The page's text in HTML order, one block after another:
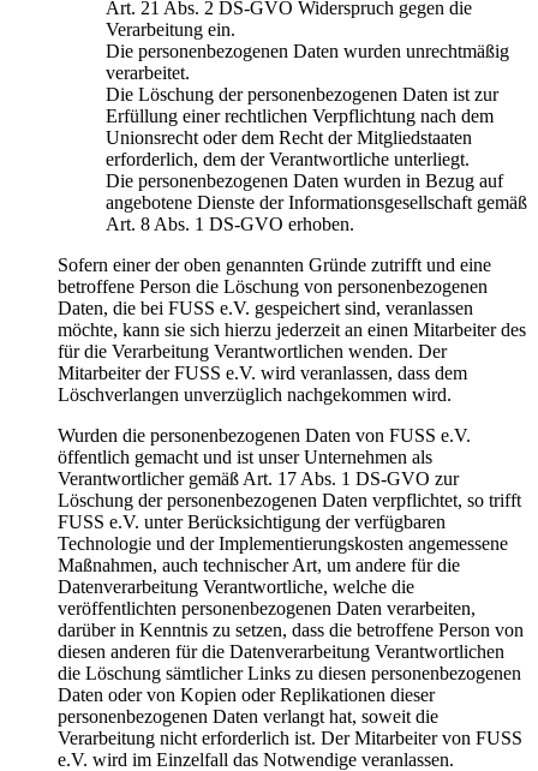
Art. 21 Abs. 2 DS-GVO Widerspruch gegen die
Verarbeitung ein.
Die personenbezogenen Daten wurden unrechtmäßig
verarbeitet.
Die Löschung der personenbezogenen Daten ist zur
Erfüllung einer rechtlichen Verpflichtung nach dem
Unionsrecht oder dem Recht der Mitgliedstaaten
erforderlich, dem der Verantwortliche unterliegt.
Die personenbezogenen Daten wurden in Bezug auf
angebotene Dienste der Informationsgesellschaft gemäß
Art. 8 Abs. 1 DS-GVO erhoben.
Sofern einer der oben genannten Gründe zutrifft und eine
betroffene Person die Löschung von personenbezogenen
Daten, die bei FUSS e.V. gespeichert sind, veranlassen
möchte, kann sie sich hierzu jederzeit an einen Mitarbeiter des
für die Verarbeitung Verantwortlichen wenden. Der
Mitarbeiter der FUSS e.V. wird veranlassen, dass dem
Löschverlangen unverzüglich nachgekommen wird.
Wurden die personenbezogenen Daten von FUSS e.V.
öffentlich gemacht und ist unser Unternehmen als
Verantwortlicher gemäß Art. 17 Abs. 1 DS-GVO zur
Löschung der personenbezogenen Daten verpflichtet, so trifft
FUSS e.V. unter Berücksichtigung der verfügbaren
Technologie und der Implementierungskosten angemessene
Maßnahmen, auch technischer Art, um andere für die
Datenverarbeitung Verantwortliche, welche die
veröffentlichten personenbezogenen Daten verarbeiten,
darüber in Kenntnis zu setzen, dass die betroffene Person von
diesen anderen für die Datenverarbeitung Verantwortlichen
die Löschung sämtlicher Links zu diesen personenbezogenen
Daten oder von Kopien oder Replikationen dieser
personenbezogenen Daten verlangt hat, soweit die
Verarbeitung nicht erforderlich ist. Der Mitarbeiter von FUSS
e.V. wird im Einzelfall das Notwendige veranlassen.